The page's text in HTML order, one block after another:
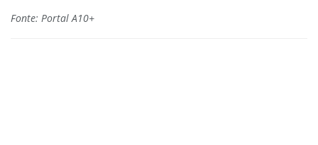
Fonte: Portal A10+